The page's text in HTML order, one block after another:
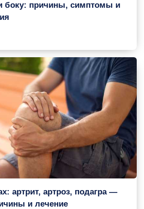
боку: причины, симптомы и
артрит, артроз, подагра —
и лечение